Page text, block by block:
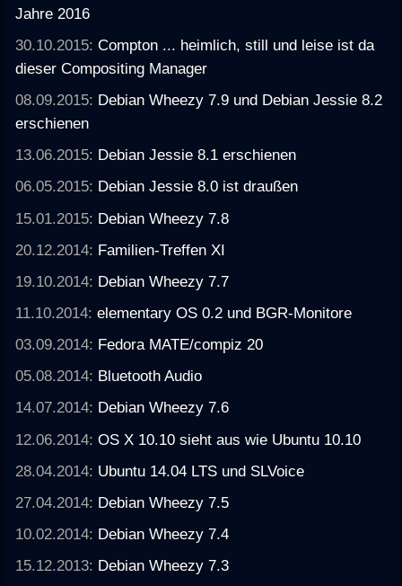
Jahre 2016
30.10.2015:Compton ... heimlich, still und leise ist da
dieser Compositing Manager
08.09.2015: Debian Wheezy 7.9 und Debian Jessie 8.2
erschienen
13.06.2015: Debian Jessie 8.1 erschienen
06.05.2015: Debian Jessie 8.0 ist draußen
15.01.2015: Debian Wheezy 7.8
20.12.2014: Familien-Treffen XI
19.10.2014: Debian Wheezy 7.7
11.10.2014:elementary OS 0.2 und BGR-Monitore
03.09.2014: Fedora MATE/compiz 20
05.08.2014: Bluetooth Audio
14.07.2014: Debian Wheezy 7.6
12.06.2014:OS X 10.10 sieht aus wie Ubuntu 10.10
28.04.2014: Ubuntu 14.04 LTS und SLVoice
27.04.2014: Debian Wheezy 7.5
10.02.2014: Debian Wheezy 7.4
15.12.2013: Debian Wheezy 7.3